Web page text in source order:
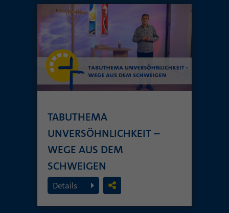
TABUTHEMA
UNVERSÖHNLICHKEIT –
WEGE AUS DEM
SCHWEIGEN
19. Juli 2026
Details